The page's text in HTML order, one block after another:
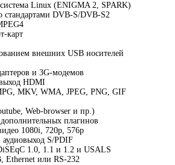
Linux (ENIGMA 2, SPARK)
стандартами DVB-S/DVB-S2
карт
внешних USB носителей
и 3G-модемов
HDMI
MKV, WMA, JPEG, PNG, GIF
Web-browser и пр.)
плагинов
1080i, 720p, 576p
S/PDIF
1.0, 1.1 и 1.2 и USALS
Ethernet или RS-232